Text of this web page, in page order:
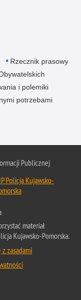
Rzecznik prasowy
i polemiki
potrzebami
Publicznej
Policja Kujawsko-
materiał
Kujawsko-Pomorska.
zasadami